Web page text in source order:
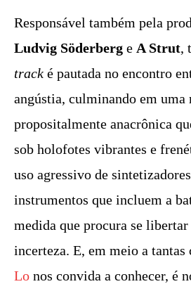
Responsável também pela
Ludvig Söderberg e A Strut,
track é pautada no encontro
angústia, culminando em uma
propositalmente anacrônica
sob holofotes vibrantes e
uso agressivo de
instrumentos que incluem a
medida que procura se
incerteza. E, em meio a tantas
Lo nos convida a conhecer, é